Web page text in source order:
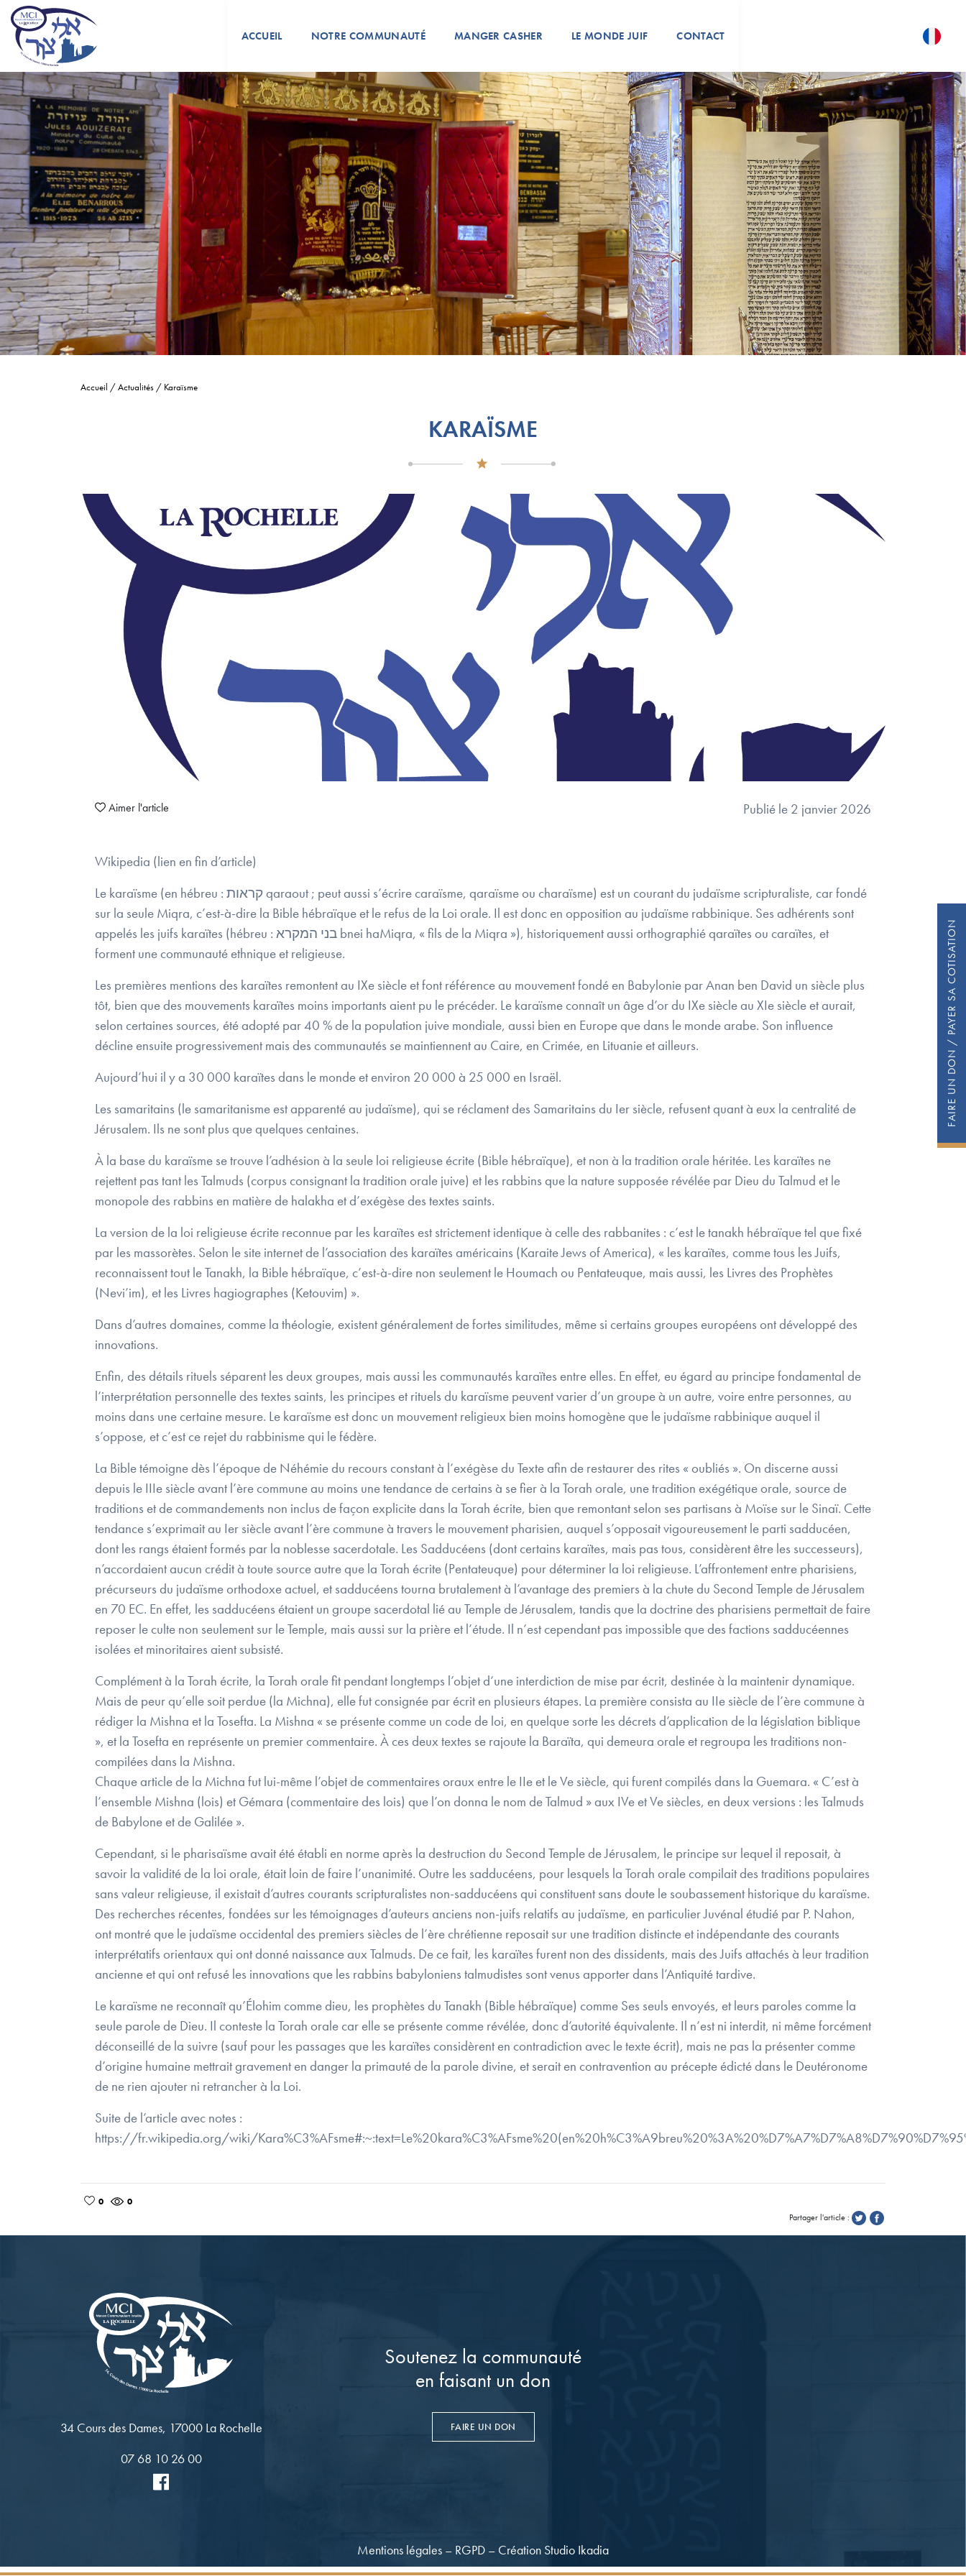
ACCUEIL NOTRE COMMUNAUTÉ MANGER CASHER LE MONDE JUIF CONTACT
FAIRE UN DON / PAYER SA COTISATION
Accueil /Actualités / Karaïsme
KARAÏSME
Aimer l'article Publié le 2 janvier 2026
Wikipedia (lien en fin d’article)
Le karaïsme (en hébreu : קראות qaraout ; peut aussi s’écrire caraïsme, qaraïsme ou charaïsme) est un courant du judaïsme scripturaliste, car fondé
sur la seule Miqra, c’est-à-dire la Bible hébraïque et le refus de la Loi orale. Il est donc en opposition au judaïsme rabbinique. Ses adhérents sont
appelés les juifs karaïtes (hébreu : בני המקרא bnei haMiqra, « fils de la Miqra »), historiquement aussi orthographié qaraïtes ou caraïtes, et
forment une communauté ethnique et religieuse.
Les premières mentions des karaïtes remontent au IXe siècle et font référence au mouvement fondé en Babylonie par Anan ben David un siècle plus
tôt, bien que des mouvements karaïtes moins importants aient pu le précéder. Le karaïsme connaît un âge d’or du IXe siècle au XIe siècle et aurait,
selon certaines sources, été adopté par 40 % de la population juive mondiale, aussi bien en Europe que dans le monde arabe. Son influence
décline ensuite progressivement mais des communautés se maintiennent au Caire, en Crimée, en Lituanie et ailleurs.
Aujourd’hui il y a 30 000 karaïtes dans le monde et environ 20 000 à 25 000 en Israël.
Les samaritains (le samaritanisme est apparenté au judaïsme), qui se réclament des Samaritains du Ier siècle, refusent quant à eux la centralité de
Jérusalem. Ils ne sont plus que quelques centaines.
À la base du karaïsme se trouve l’adhésion à la seule loi religieuse écrite (Bible hébraïque), et non à la tradition orale héritée. Les karaïtes ne
rejettent pas tant les Talmuds (corpus consignant la tradition orale juive) et les rabbins que la nature supposée révélée par Dieu du Talmud et le
monopole des rabbins en matière de halakha et d’exégèse des textes saints.
La version de la loi religieuse écrite reconnue par les karaïtes est strictement identique à celle des rabbanites : c’est le tanakh hébraïque tel que fixé
par les massorètes. Selon le site internet de l’association des karaïtes américains (Karaite Jews of America), « les karaïtes, comme tous les Juifs,
reconnaissent tout le Tanakh, la Bible hébraïque, c’est-à-dire non seulement le Houmach ou Pentateuque, mais aussi, les Livres des Prophètes
(Nevi’im), et les Livres hagiographes (Ketouvim) ».
Dans d’autres domaines, comme la théologie, existent généralement de fortes similitudes, même si certains groupes européens ont développé des
innovations.
Enfin, des détails rituels séparent les deux groupes, mais aussi les communautés karaïtes entre elles. En effet, eu égard au principe fondamental de
l’interprétation personnelle des textes saints, les principes et rituels du karaïsme peuvent varier d’un groupe à un autre, voire entre personnes, au
moins dans une certaine mesure. Le karaïsme est donc un mouvement religieux bien moins homogène que le judaïsme rabbinique auquel il
s’oppose, et c’est ce rejet du rabbinisme qui le fédère.
La Bible témoigne dès l’époque de Néhémie du recours constant à l’exégèse du Texte afin de restaurer des rites « oubliés ». On discerne aussi
depuis le IIIe siècle avant l’ère commune au moins une tendance de certains à se fier à la Torah orale, une tradition exégétique orale, source de
traditions et de commandements non inclus de façon explicite dans la Torah écrite, bien que remontant selon ses partisans à Moïse sur le Sinaï. Cette
tendance s’exprimait au Ier siècle avant l’ère commune à travers le mouvement pharisien, auquel s’opposait vigoureusement le parti sadducéen,
dont les rangs étaient formés par la noblesse sacerdotale. Les Sadducéens (dont certains karaïtes, mais pas tous, considèrent être les successeurs),
n’accordaient aucun crédit à toute source autre que la Torah écrite (Pentateuque) pour déterminer la loi religieuse. L’affrontement entre pharisiens,
précurseurs du judaïsme orthodoxe actuel, et sadducéens tourna brutalement à l’avantage des premiers à la chute du Second Temple de Jérusalem
en 70 EC. En effet, les sadducéens étaient un groupe sacerdotal lié au Temple de Jérusalem, tandis que la doctrine des pharisiens permettait de faire
reposer le culte non seulement sur le Temple, mais aussi sur la prière et l’étude. Il n’est cependant pas impossible que des factions sadducéennes
isolées et minoritaires aient subsisté.
Complément à la Torah écrite, la Torah orale fit pendant longtemps l’objet d’une interdiction de mise par écrit, destinée à la maintenir dynamique.
Mais de peur qu’elle soit perdue (la Michna), elle fut consignée par écrit en plusieurs étapes. La première consista au IIe siècle de l’ère commune à
rédiger la Mishna et la Tosefta. La Mishna « se présente comme un code de loi, en quelque sorte les décrets d’application de la législation biblique
», et la Tosefta en représente un premier commentaire. À ces deux textes se rajoute la Baraïta, qui demeura orale et regroupa les traditions non-
compilées dans la Mishna.
Chaque article de la Michna fut lui-même l’objet de commentaires oraux entre le IIe et le Ve siècle, qui furent compilés dans la Guemara. « C’est à
l’ensemble Mishna (lois) et Gémara (commentaire des lois) que l’on donna le nom de Talmud » aux IVe et Ve siècles, en deux versions : les Talmuds
de Babylone et de Galilée ».
Cependant, si le pharisaïsme avait été établi en norme après la destruction du Second Temple de Jérusalem, le principe sur lequel il reposait, à
savoir la validité de la loi orale, était loin de faire l’unanimité. Outre les sadducéens, pour lesquels la Torah orale compilait des traditions populaires
sans valeur religieuse, il existait d’autres courants scripturalistes non-sadducéens qui constituent sans doute le soubassement historique du karaïsme.
Des recherches récentes, fondées sur les témoignages d’auteurs anciens non-juifs relatifs au judaïsme, en particulier Juvénal étudié par P. Nahon,
ont montré que le judaïsme occidental des premiers siècles de l’ère chrétienne reposait sur une tradition distincte et indépendante des courants
interprétatifs orientaux qui ont donné naissance aux Talmuds. De ce fait, les karaïtes furent non des dissidents, mais des Juifs attachés à leur tradition
ancienne et qui ont refusé les innovations que les rabbins babyloniens talmudistes sont venus apporter dans l’Antiquité tardive.
Le karaïsme ne reconnaît qu’Élohim comme dieu, les prophètes du Tanakh (Bible hébraïque) comme Ses seuls envoyés, et leurs paroles comme la
seule parole de Dieu. Il conteste la Torah orale car elle se présente comme révélée, donc d’autorité équivalente. Il n’est ni interdit, ni même forcément
déconseillé de la suivre (sauf pour les passages que les karaïtes considèrent en contradiction avec le texte écrit), mais ne pas la présenter comme
d’origine humaine mettrait gravement en danger la primauté de la parole divine, et serait en contravention au précepte édicté dans le Deutéronome
de ne rien ajouter ni retrancher à la Loi.
Suite de l’article avec notes :
https://fr.wikipedia.org/wiki/
0
0
Partager l'article :
34 Cours des Dames, 17000 La Rochelle
07 68 10 26 00
Soutenez la communauté
en faisant un don
FAIRE UN DON
Mentions légales – RGPD – Création Studio Ikadia